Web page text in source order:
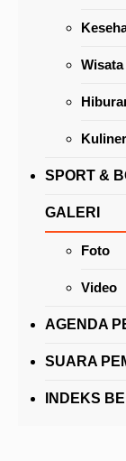
Wisata
Kuliner
SPORT &
GALERI
Foto
Video
AGENDA
SUARA
INDEKS
Ibadah